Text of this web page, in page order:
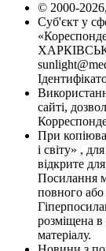
© 2000-
Суб'єкт у
сайті,
При
і світу» ,
відкрите
Посилання
повного або
розміщена в
матеріалу.